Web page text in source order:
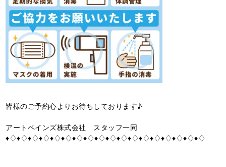
皆様のご予約心よりお待ちしております♪
アートペインズ株式会社 スタッフ一同
♦♢♦♢♦♢♦♢♦♢♦♢♦♢♦♢♦♢♦♢♦♢♦♢♦♢♦♢♦♢♦♢♦♢♦♢